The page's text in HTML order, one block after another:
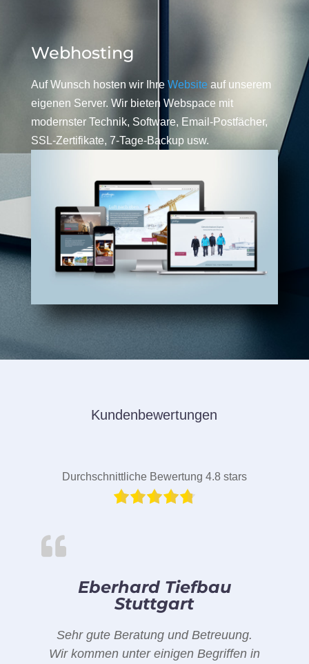
Webhosting
Auf Wunsch hosten wir Ihre Website auf unserem
eigenen Server. Wir bieten Webspace mit
modernster Technik, Software, Email-Postfächer,
SSL-Zertifikate, 7-Tage-Backup usw.
Kundenbewertungen
Durchschnittliche Bewertung 4.8 stars
Eberhard Tiefbau
Stuttgart
Sehr gute Beratung und Betreuung.
Wir kommen unter einigen Begriffen in